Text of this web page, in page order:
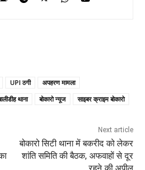
UPI ठगी
अपहरण मामला
थाना बोकारो न्यूज
साइबर क्राइम बोकारो
Next article
बोकारो सिटी थाना में बकरीद को लेकर
शांति समिति की बैठक, अफवाहों से दूर